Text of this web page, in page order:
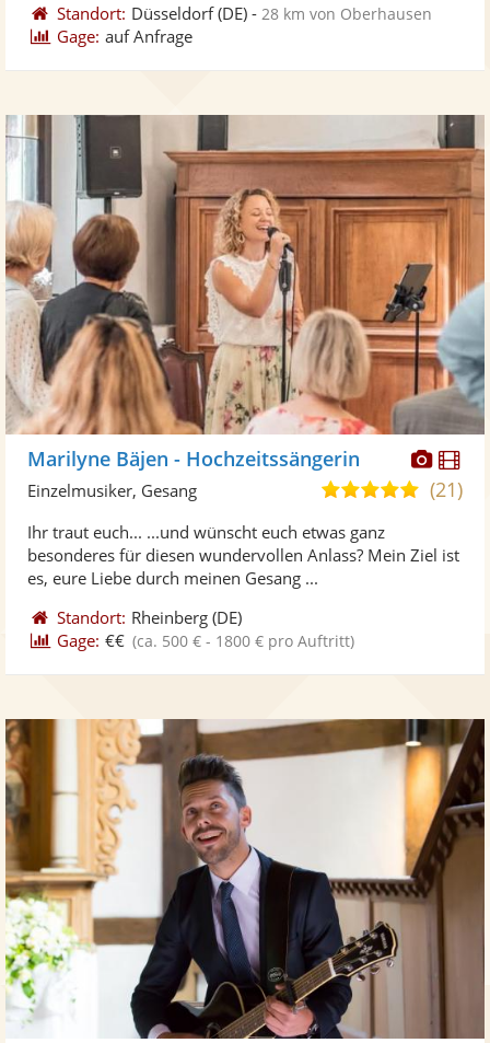
Standort: Düsseldorf(DE) - 28 km von Oberhausen
Gage: auf Anfrage
Marilyne Bäjen - Hochzeitssängerin
4,9(21)
Einzelmusiker, Gesang
Ihr traut euch... ...und wünscht euch etwas ganz
besonderes für diesen wundervollen Anlass? Mein Ziel ist
es, eure Liebe durch meinen Gesang ...
Standort: Rheinberg (DE)
Gage: €€ (ca. 500 € - 1800 € pro Auftritt)